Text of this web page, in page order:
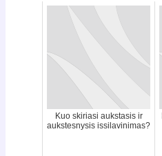
Kuo skiriasi aukstasis ir
aukstesnysis issilavinimas?